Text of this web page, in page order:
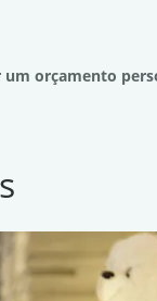
orçamento